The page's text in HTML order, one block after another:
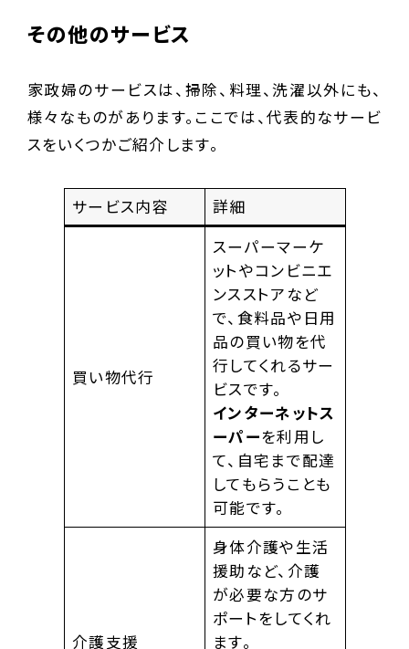
その他のサービス
家政婦のサービスは、掃除、料理、洗濯以外にも、
様々なものがあります。ここでは、代表的なサービ
スをいくつかご紹介します。
サービス内容 詳細
買い物代行
スーパーマーケ
ットやコンビニエ
ンスストアなど
で、食料品や日用
品の買い物を代
行してくれるサー
ビスです。
インターネットス
ーパーを利用し
て、自宅まで配達
してもらうことも
可能です。
介護支援
身体介護や生活
援助など、介護
が必要な方のサ
ポートをしてくれ
ます。